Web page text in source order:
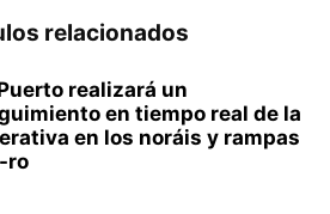
relacionados
realizará un
en tiempo real de la
en los noráis y rampas
ro